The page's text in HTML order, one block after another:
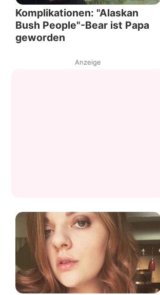
Komplikationen: "Alaskan
Bush People"-Bear ist Papa
geworden
Anzeige